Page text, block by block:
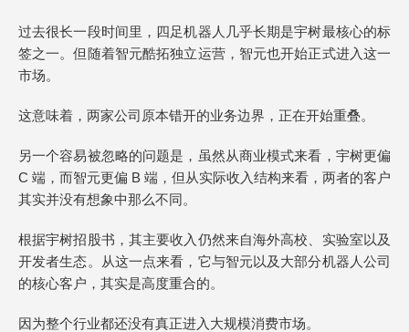
过去很长一段时间里，四足机器人几乎长期是宇树最核心的标
签之一。但随着智元酷拓独立运营，智元也开始正式进入这一
市场。
这意味着，两家公司原本错开的业务边界，正在开始重叠。
另一个容易被忽略的问题是，虽然从商业模式来看，宇树更偏
C 端，而智元更偏 B 端，但从实际收入结构来看，两者的客户
其实并没有想象中那么不同。
根据宇树招股书，其主要收入仍然来自海外高校、实验室以及
开发者生态。从这一点来看，它与智元以及大部分机器人公司
的核心客户，其实是高度重合的。
因为整个行业都还没有真正进入大规模消费市场。